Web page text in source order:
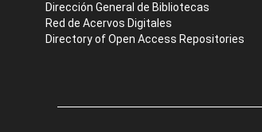
Dirección General de Bibliotecas
Red de Acervos Digitales
Directory of Open Access Repositories